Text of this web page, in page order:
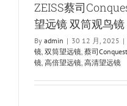
ZEISS蔡司
望远镜 双筒观鸟镜
By admin | 30 12 月, 2025 |
镜, 双筒望远镜, 蔡司
镜, 高倍望远镜, 高清望远镜